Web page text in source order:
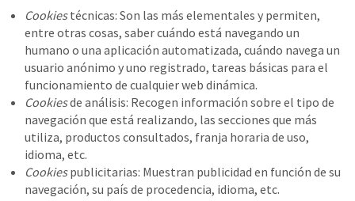
Cookiestécnicas: Son las más elementales y permiten,
entre otras cosas, saber cuándo está navegando un
humano o una aplicación automatizada, cuándo navega un
usuario anónimo y uno registrado, tareas básicas para el
funcionamiento de cualquier web dinámica.
Cookiesde análisis: Recogen información sobre el tipo de
navegación que está realizando, las secciones que más
utiliza, productos consultados, franja horaria de uso,
idioma, etc.
Cookiespublicitarias: Muestran publicidad en función de su
navegación, su país de procedencia, idioma, etc.